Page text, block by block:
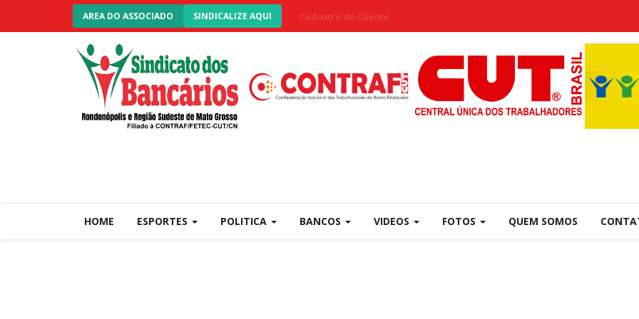
AREA DO ASSOCIADO SINDICALIZE AQUI Cadastro do Cliente
HOME ESPORTES POLITICA BANCOS VIDEOS FOTOS QUEM SOMOS